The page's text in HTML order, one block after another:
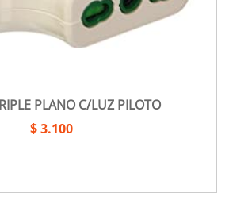
PLANO C/LUZ PILOTO
$ 3.100